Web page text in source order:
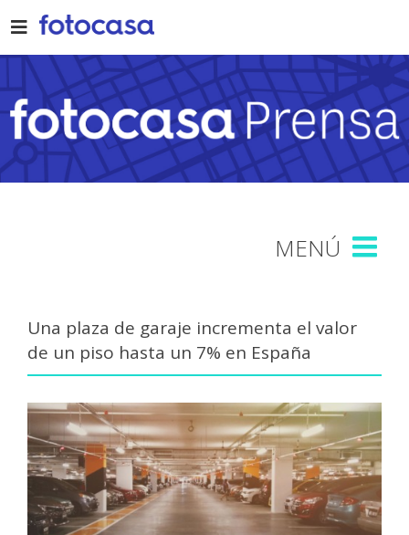
to
content
Una plaza de garaje incrementa el valor
de un piso hasta un 7% en España
View
Larger
Image